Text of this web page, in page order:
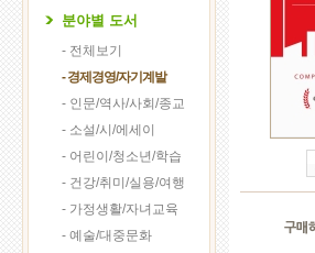
분야별 도서
- 전체보기
- 경제경영/자기계발
- 인문/역사/사회/종교
- 소설/시/에세이
- 어린이/청소년/학습
- 건강/취미/실용/여행
- 가정생활/자녀교육
- 예술/대중문화
구매